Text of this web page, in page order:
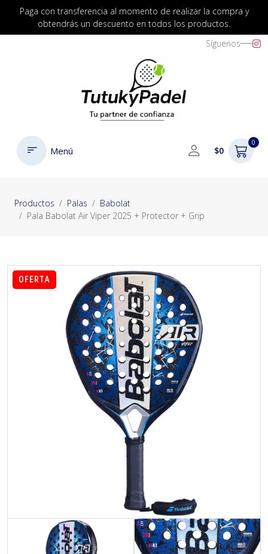
Paga con transferencia al momento de realizar la compra y
obtendrás un descuento en todos los productos.
Síguenos
Menú $0
0
Productos Palas
Babolat
Pala Babolat Air Viper 2025 + Protector + Grip
OFERTA